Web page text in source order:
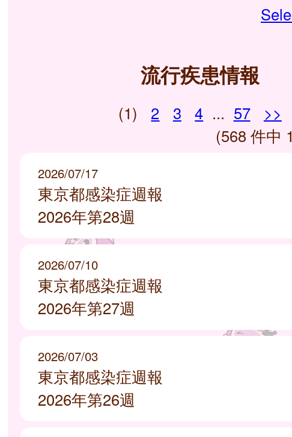
流行疾患情報
(1) 2 3 4 ... 57
>>
(568 件中
2026/07/17
東京都感染症週報
2026年第28週
2026/07/10
東京都感染症週報
2026年第27週
2026/07/03
東京都感染症週報
2026年第26週